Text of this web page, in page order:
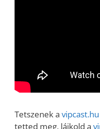
Tetszenek a vipcast.hu
tetted meg, lájkold a